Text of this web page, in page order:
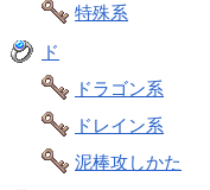
特殊系
ド
ドラゴン系
ドレイン系
泥棒攻しかた